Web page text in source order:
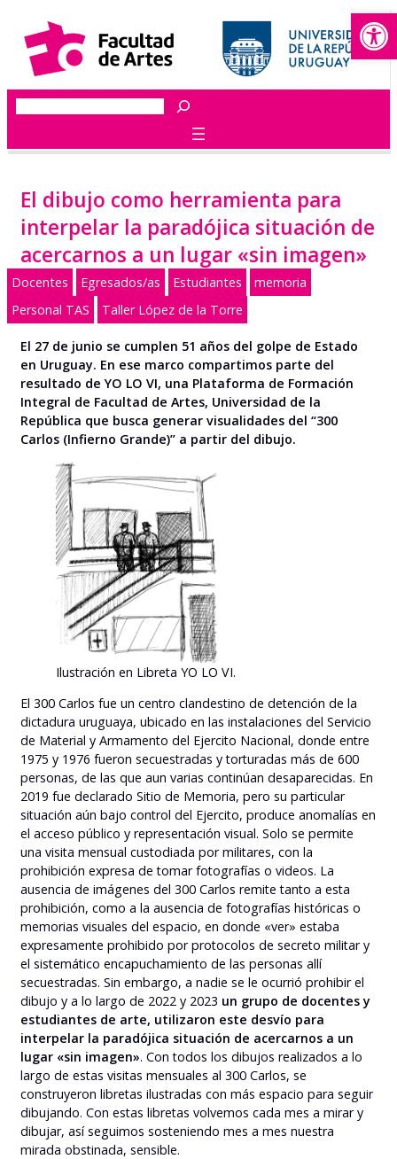
contenido
Buscar
El dibujo como herramienta para
interpelar la paradójica situación de
acercarnos a un lugar «sin imagen»
Docentes Egresados/as Estudiantes
memoria
Personal TAS
Taller López de la Torre
El 27 de junio se cumplen 51 años del golpe de Estado
en Uruguay. En ese marco compartimos parte del
resultado de YO LO VI, una Plataforma de Formación
Integral de Facultad de Artes, Universidad de la
República que busca generar visualidades del “300
Carlos (Infierno Grande)” a partir del dibujo.
Ilustración en Libreta YO LO VI.
El 300 Carlos fue un centro clandestino de detención de la
dictadura uruguaya, ubicado en las instalaciones del Servicio
de Material y Armamento del Ejercito Nacional, donde entre
1975 y 1976 fueron secuestradas y torturadas más de 600
personas, de las que aun varias continúan desaparecidas. En
2019 fue declarado Sitio de Memoria, pero su particular
situación aún bajo control del Ejercito, produce anomalías en
el acceso público y representación visual. Solo se permite
una visita mensual custodiada por militares, con la
prohibición expresa de tomar fotografías o videos. La
ausencia de imágenes del 300 Carlos remite tanto a esta
prohibición, como a la ausencia de fotografías históricas o
memorias visuales del espacio, en donde «ver» estaba
expresamente prohibido por protocolos de secreto militar y
el sistemático encapuchamiento de las personas allí
secuestradas. Sin embargo, a nadie se le ocurrió prohibir el
dibujo y a lo largo de 2022 y 2023 un grupo de docentes y
estudiantes de arte, utilizaron este desvío para
interpelar la paradójica situación de acercarnos a un
lugar «sin imagen». Con todos los dibujos realizados a lo
largo de estas visitas mensuales al 300 Carlos, se
construyeron libretas ilustradas con más espacio para seguir
dibujando. Con estas libretas volvemos cada mes a mirar y
dibujar, así seguimos sosteniendo mes a mes nuestra
mirada obstinada, sensible.